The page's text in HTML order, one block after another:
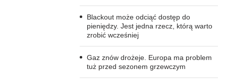
Blackout może odciąć dostęp do
pieniędzy. Jest jedna rzecz, którą warto
zrobić wcześniej
Gaz znów drożeje. Europa ma problem
tuż przed sezonem grzewczym